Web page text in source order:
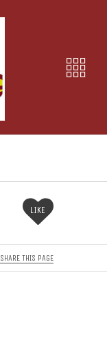
LIKE
SHARE THIS PAGE